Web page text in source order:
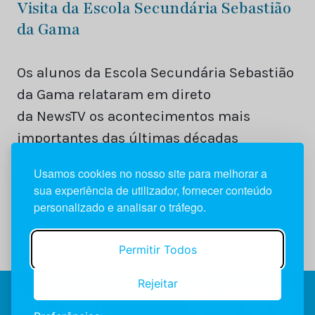
Usamos cookies no nosso site para melhorar a
sua experiência de utilizador, fornecer conteúdo
personalizado e analisar o tráfego.
Permitir Todos
Rejeitar
Visita da Escola Secundária Sebastião
da Gama
Os alunos da Escola Secundária Sebastião
da Gama relataram em direto
da NewsTV os acontecimentos mais
importantes das últimas décadas
Destaque bem diferente dava oDiário de
Lisboa.